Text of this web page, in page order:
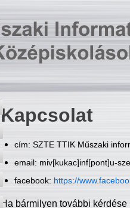
Kapcsolat
cím: SZTE TTIK Műszaki
email: miv[kukac]inf[pont]u-
facebook: https://
Ha bármilyen további